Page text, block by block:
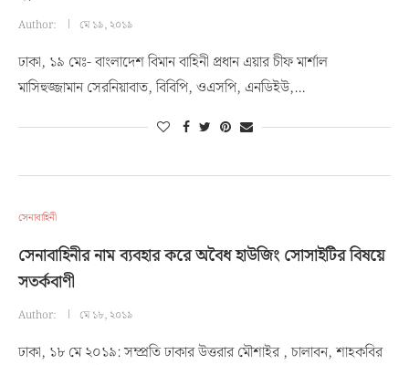
Author: মে ১৯, ২০১৯
ঢাকা, ১৯ মেঃ- বাংলাদেশ বিমান বাহিনী প্রধান এয়ার চীফ মার্শাল
মাসিহুজ্জামান সেরনিয়াবাত, বিবিপি, ওএসপি, এনডিইউ,…
সেনাবাহিনী
সেনাবাহিনীর নাম ব্যবহার করে অবৈধ হাউজিং সোসাইটির বিষয়ে
সতর্কবাণী
Author: মে ১৮, ২০১৯
ঢাকা, ১৮ মে ২০১৯: সম্প্রতি ঢাকার উত্তরার মৌশাইর , চালাবন, শাহকবির